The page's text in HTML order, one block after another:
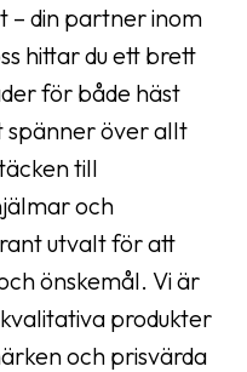
– din partner inom
hittar du ett brett
för både häst
spänner över allt
till
och
utvalt för att
önskemål. Vi är
produkter
och prisvärda